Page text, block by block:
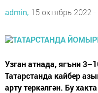
admin, 15 октябрь 2022 -
Узган атнада, ягъни
Татарстанда кайбер
арту теркәлгән. Бу